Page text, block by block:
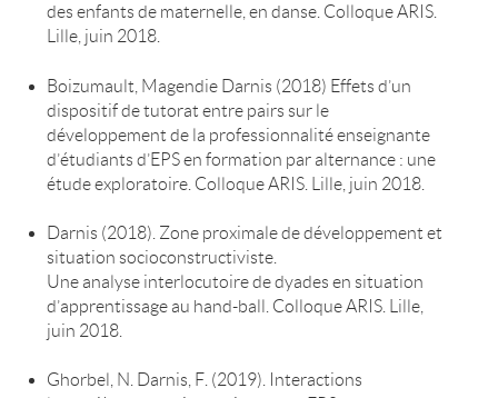
des enfants de maternelle, en danse. Colloque ARIS.
Lille, juin 2018.
Boizumault, Magendie Darnis (2018) Effets d’un
dispositif de tutorat entre pairs sur le
développement de la professionnalité enseignante
d’étudiants d’EPS en formation par alternance : une
étude exploratoire. Colloque ARIS. Lille, juin 2018.
Darnis (2018). Zone proximale de développement et
situation socioconstructiviste.
Une analyse interlocutoire de dyades en situation
d’apprentissage au hand-ball. Colloque ARIS. Lille,
juin 2018.
Ghorbel, N. Darnis, F. (2019). Interactions